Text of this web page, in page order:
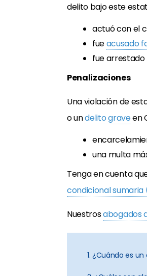
delito bajo este
actuó con el
fueacusado
fue
Penalizaciones
Una violación de
o undelito graveen
una multa
Tenga en cuenta
condicional
Nuestrosabogados
1. ¿Cuándo es